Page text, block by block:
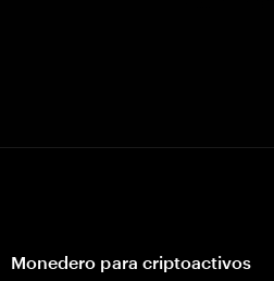
Monedero para criptoactivos